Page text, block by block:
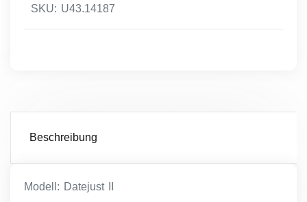
SKU: U43.14187
Beschreibung
Modell: Datejust II